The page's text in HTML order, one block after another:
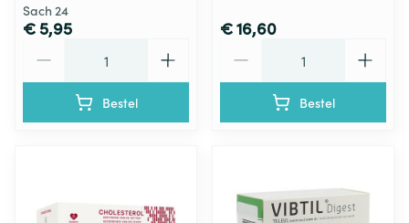
Sach 24
€ 5,95
Bestel
€ 16,60
Bestel